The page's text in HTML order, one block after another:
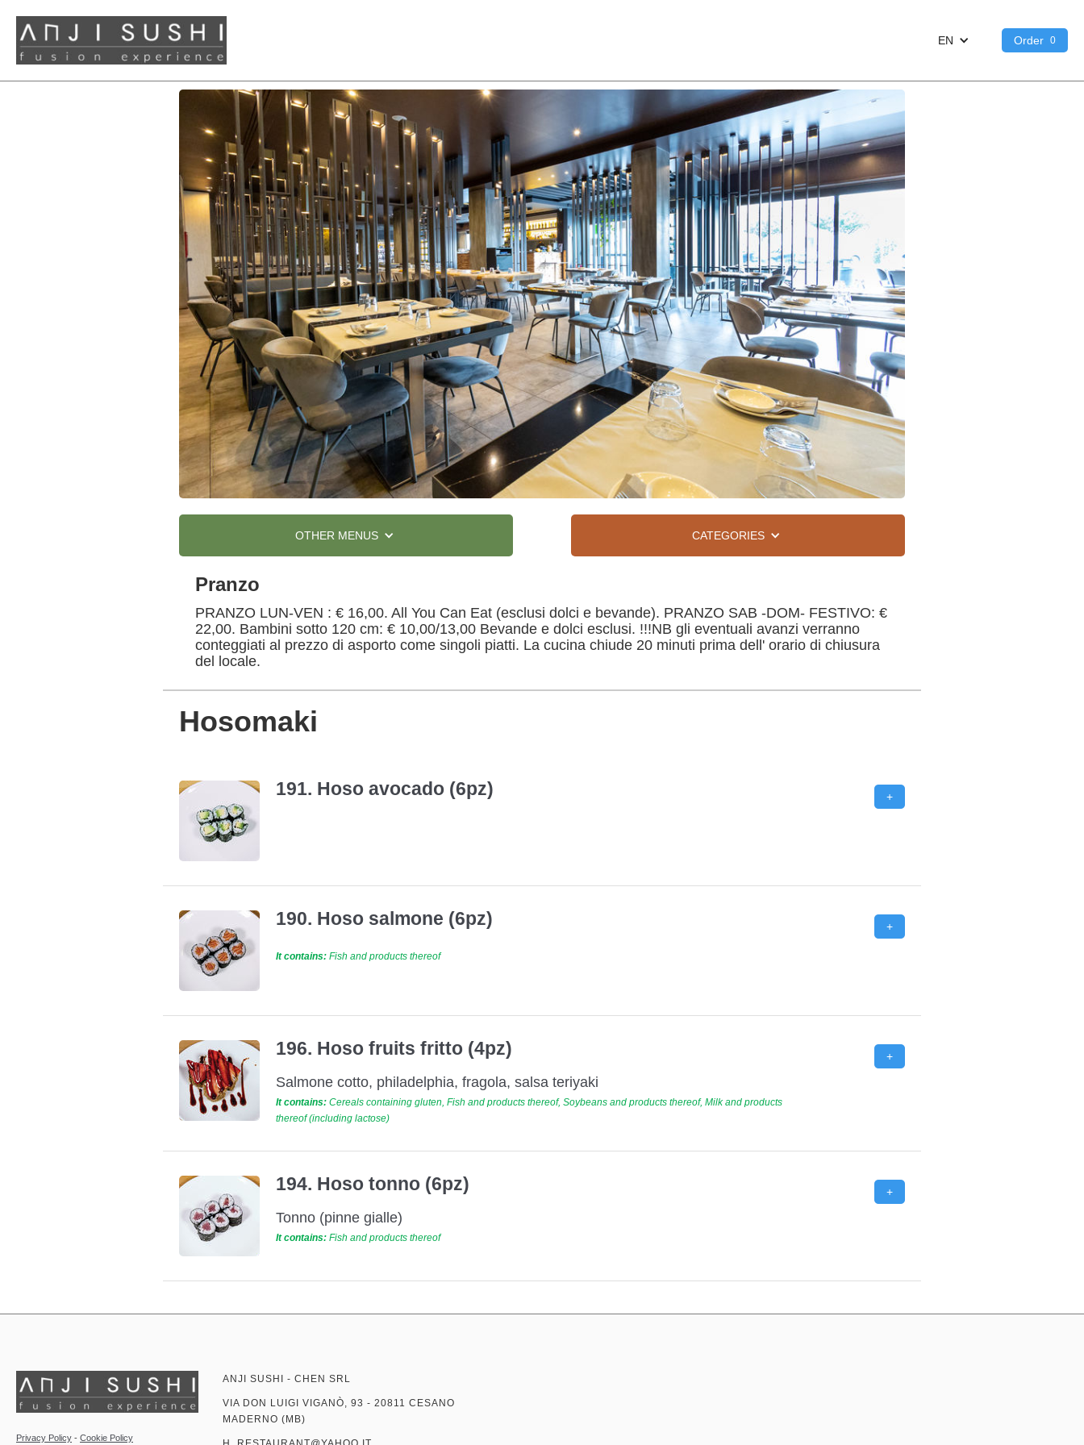
EN Order 0
OTHER MENUS CATEGORIES
Pranzo
PRANZO LUN-VEN : € 16,00. All You Can Eat (esclusi dolci e bevande). PRANZO SAB -DOM- FESTIVO: €
22,00. Bambini sotto 120 cm: € 10,00/13,00 Bevande e dolci esclusi. !!!NB gli eventuali avanzi verranno
conteggiati al prezzo di asporto come singoli piatti. La cucina chiude 20 minuti prima dell' orario di chiusura
del locale.
Hosomaki
191. Hoso avocado (6pz)
190. Hoso salmone (6pz)
It contains: Fish and products thereof
196. Hoso fruits fritto (4pz)
Salmone cotto, philadelphia, fragola, salsa teriyaki
It contains: Cereals containing gluten, Fish and products thereof, Soybeans and products thereof, Milk and products
thereof (including lactose)
194. Hoso tonno (6pz)
Tonno (pinne gialle)
It contains: Fish and products thereof
Privacy Policy - Cookie Policy
ANJI SUSHI - CHEN SRL
VIA DON LUIGI VIGANÒ, 93 - 20811 CESANO
MADERNO (MB)